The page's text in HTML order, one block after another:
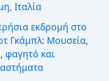
Ιταλία
εκδρομή στο
Γκάμπλ: Μουσεία,
φαγητό και